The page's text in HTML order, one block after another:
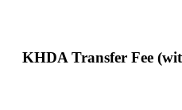
KHDA Transfer Fee